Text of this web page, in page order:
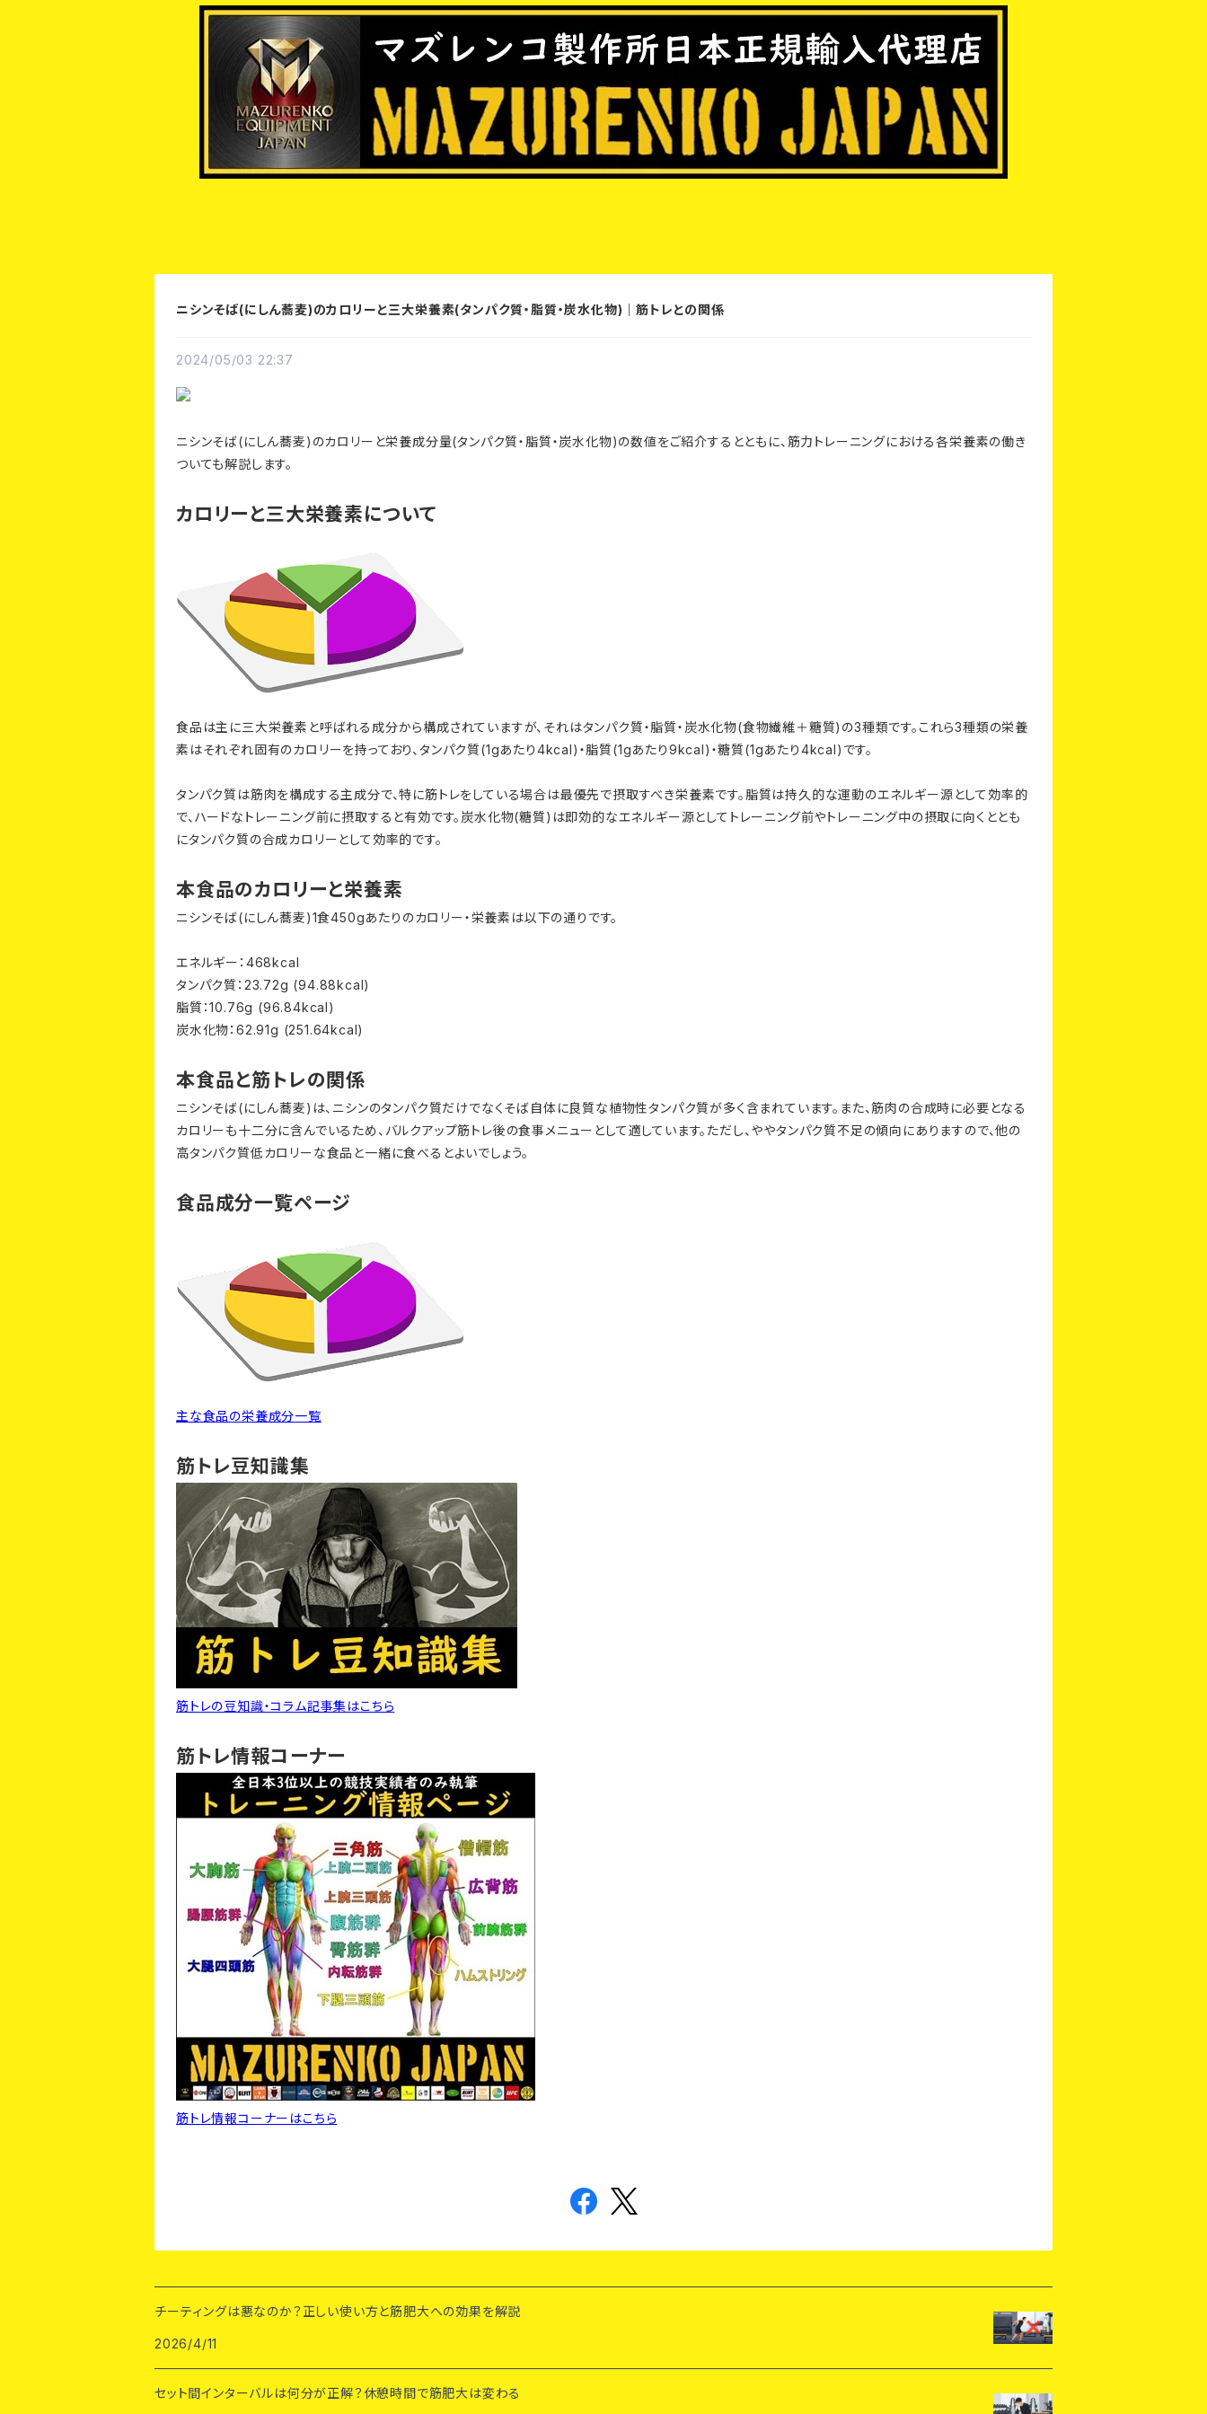
ニシンそば(にしん蕎麦)のカロリーと三大栄養素(タンパク質・脂質・炭水化物)｜筋トレとの関係
2024/05/03 22:37
ニシンそば(にしん蕎麦)のカロリーと栄養成分量(タンパク質・脂質・炭水化物)の数値をご紹介するとともに、筋力トレーニングにおける各栄養素の働き
ついても解説します。
カロリーと三大栄養素について
食品は主に三大栄養素と呼ばれる成分から構成されていますが、それはタンパク質・脂質・炭水化物(食物繊維＋糖質)の3種類です。これら3種類の栄養
素はそれぞれ固有のカロリーを持っており、タンパク質(1gあたり4kcal)・脂質(1gあたり9kcal)・糖質(1gあたり4kcal)です。
タンパク質は筋肉を構成する主成分で、特に筋トレをしている場合は最優先で摂取すべき栄養素です。脂質は持久的な運動のエネルギー源として効率的
で、ハードなトレーニング前に摂取すると有効です。炭水化物(糖質)は即効的なエネルギー源としてトレーニング前やトレーニング中の摂取に向くととも
にタンパク質の合成カロリーとして効率的です。
本食品のカロリーと栄養素
ニシンそば(にしん蕎麦)1食450gあたりのカロリー・栄養素は以下の通りです。
エネルギー：468kcal
タンパク質：23.72g (94.88kcal)
脂質：10.76g (96.84kcal)
炭水化物：62.91g (251.64kcal)
本食品と筋トレの関係
ニシンそば(にしん蕎麦)は、ニシンのタンパク質だけでなくそば自体に良質な植物性タンパク質が多く含まれています。また、筋肉の合成時に必要となる
カロリーも十二分に含んでいるため、バルクアップ筋トレ後の食事メニューとして適しています。ただし、ややタンパク質不足の傾向にありますので、他の
高タンパク質低カロリーな食品と一緒に食べるとよいでしょう。
食品成分一覧ページ
主な食品の栄養成分一覧
筋トレ豆知識集
筋トレの豆知識・コラム記事集はこちら
筋トレ情報コーナー
筋トレ情報コーナーはこちら
チーティングは悪なのか？正しい使い方と筋肥大への効果を解説
2026/4/11
セット間インターバルは何分が正解？休憩時間で筋肥大は変わる